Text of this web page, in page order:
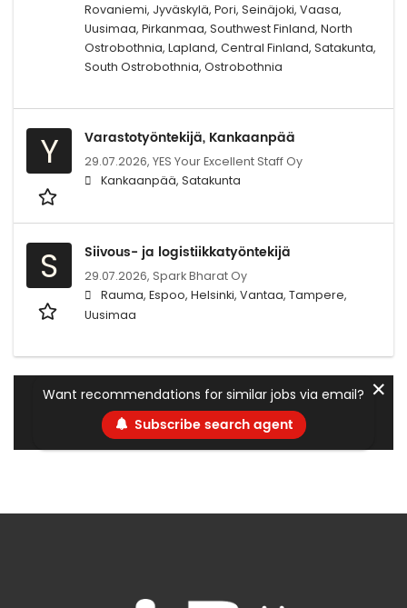
Rovaniemi, Jyväskylä, Pori, Seinäjoki, Vaasa,
Uusimaa, Pirkanmaa, Southwest Finland, North
Ostrobothnia, Lapland, Central Finland, Satakunta,
South Ostrobothnia, Ostrobothnia
Y Varastotyöntekijä, Kankaanpää
29.07.2026, YES Your Excellent Staff Oy
Kankaanpää, Satakunta
S Siivous- ja logistiikkatyöntekijä
29.07.2026, Spark Bharat Oy
Rauma, Espoo, Helsinki, Vantaa, Tampere,
Uusimaa
Want recommendations for similar jobs via email?
Subscribe search agent
✕